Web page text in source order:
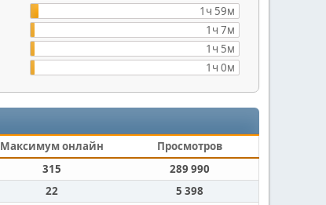
1ч 59м
1ч 7м
1ч 5м
1ч 0м
Максимум онлайн
Просмотров
315
289 990
22
5 398